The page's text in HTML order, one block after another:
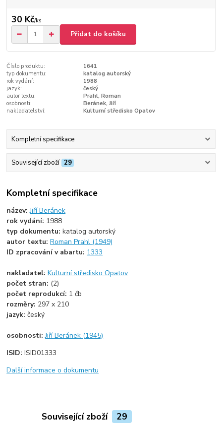
30 Kč/ks
Přidat do košíku
Číslo produktu:
1641
typ dokumentu:
katalog autorský
rok vydání:
1988
jazyk:
český
autor textu:
Prahl, Roman
osobnosti:
Beránek, Jiří
nakladatelství:
Kulturní středisko Opatov
Kompletní specifikace
Související zboží 29
Kompletní specifikace
název:Jiří Beránek
rok vydání: 1988
typ dokumentu:katalog autorský
autor textu:Roman Prahl (1949)
ID zpracování v abartu: 1333
nakladatel:Kulturní středisko Opatov
počet stran: (2)
počet reprodukcí: 1 čb
rozměry: 297 x 210
jazyk:český
osobnosti:Jiří Beránek (1945)
ISID:ISID01333
Další informace o dokumentu
Související zboží 29